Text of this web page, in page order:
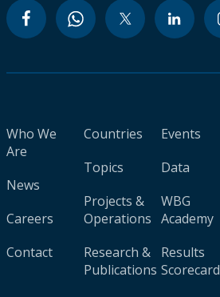
Who We
Are
News
Careers
Contact
Countries
Topics
Projects &
Operations
Research &
Publications
Events
Data
WBG
Academy
Results
Scorecard